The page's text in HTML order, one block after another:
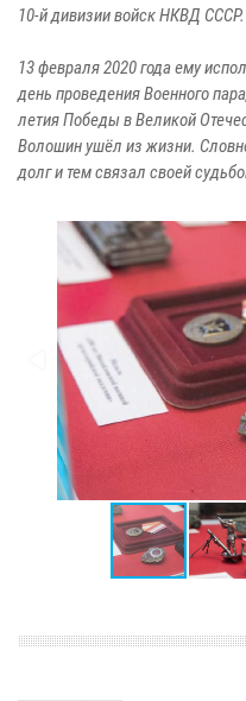
10-й дивизии войск НКВД СССР.
13 февраля 2020 года ему
день проведения Военного
летия Победы в Великой
Волошин ушёл из жизни.
долг и тем связал своей